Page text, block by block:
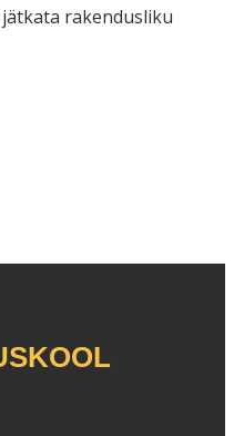
rakendusliku